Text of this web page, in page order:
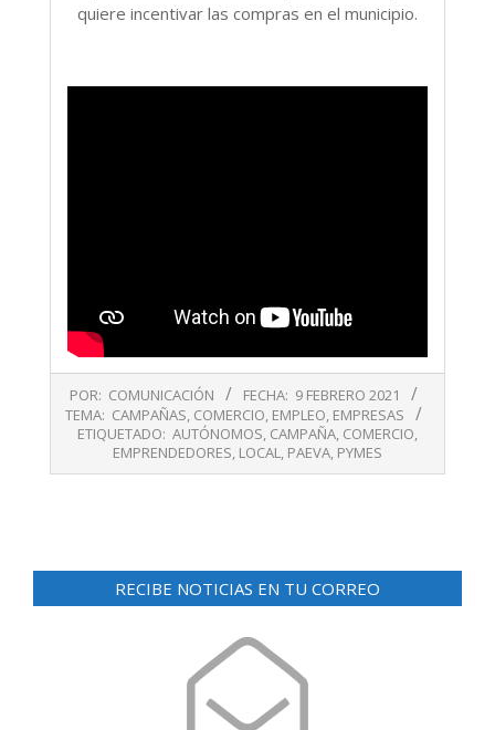
quiere incentivar las compras en el municipio.
02-
POR: COMUNICACIÓN FECHA: 9 FEBRERO 2021
TEMA: CAMPAÑAS, COMERCIO, EMPLEO, EMPRESAS
ETIQUETADO: AUTÓNOMOS, CAMPAÑA, COMERCIO,
EMPRENDEDORES, LOCAL, PAEVA, PYMES
RECIBE NOTICIAS EN TU CORREO